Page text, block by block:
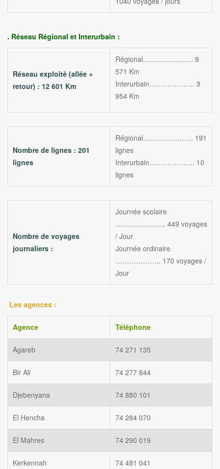
. Réseau Régional et Interurbain :
Réseau exploité (allée +
retour) : 12 601 Km
Régional…………………. 9
571 Km
Interurbain……………….. 3
954 Km
Nombre de lignes : 201
lignes
Régional…………………. 191
lignes
Interurbain……………….. 10
lignes
Nombre de voyages
journaliers :
Journée scolaire
…………………. 449 voyages
/ Jour
Journée ordinaire
……………….. 170 voyages /
Jour
Les agences :
Agence Téléphone
Agareb 74 271 135
Bir Ali 74 277 844
Djebenyana 74 880 101
El Hencha 74 284 070
El Mahres 74 290 019
Kerkennah 74 481 041